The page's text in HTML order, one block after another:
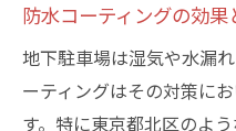
防水コーティングの効果
地下駐車場は湿気や水漏
ーティングはその対策に
す。特に東京都北区のよ